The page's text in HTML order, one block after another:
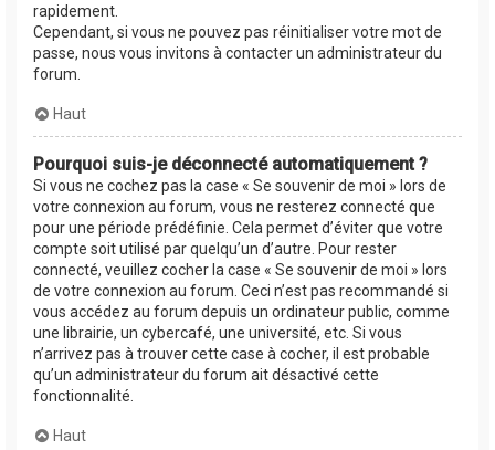
rapidement.
Cependant, si vous ne pouvez pas réinitialiser votre mot de
passe, nous vous invitons à contacter un administrateur du
forum.
Haut
Pourquoi suis-je déconnecté automatiquement ?
Si vous ne cochez pas la case « Se souvenir de moi » lors de
votre connexion au forum, vous ne resterez connecté que
pour une période prédéfinie. Cela permet d’éviter que votre
compte soit utilisé par quelqu’un d’autre. Pour rester
connecté, veuillez cocher la case « Se souvenir de moi » lors
de votre connexion au forum. Ceci n’est pas recommandé si
vous accédez au forum depuis un ordinateur public, comme
une librairie, un cybercafé, une université, etc. Si vous
n’arrivez pas à trouver cette case à cocher, il est probable
qu’un administrateur du forum ait désactivé cette
fonctionnalité.
Haut